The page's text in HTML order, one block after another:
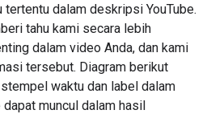
dalam deskripsi YouTube.
tahu kami secara lebih
dalam video Anda, dan kami
tersebut. Diagram berikut
waktu dan label dalam
muncul dalam hasil